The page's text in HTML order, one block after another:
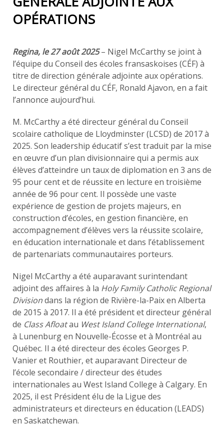
OPÉRATIONS
Regina, le 27 août 2025– Nigel McCarthy se joint à
l’équipe du Conseil des écoles fransaskoises (CÉF) à
titre de direction générale adjointe aux opérations.
Le directeur général du CÉF, Ronald Ajavon, en a fait
l’annonce aujourd’hui.
M. McCarthy a été directeur général du Conseil
scolaire catholique de Lloydminster (LCSD) de 2017 à
2025. Son leadership éducatif s’est traduit par la mise
en œuvre d’un plan divisionnaire qui a permis aux
élèves d’atteindre un taux de diplomation en 3 ans de
95 pour cent et de réussite en lecture en troisième
année de 96 pour cent. Il possède une vaste
expérience de gestion de projets majeurs, en
construction d’écoles, en gestion financière, en
accompagnement d’élèves vers la réussite scolaire,
en éducation internationale et dans l’établissement
de partenariats communautaires porteurs.
Nigel McCarthy a été auparavant surintendant
adjoint des affaires à la Holy Family Catholic Regional
Divisiondans la région de Rivière-la-Paix en Alberta
de 2015 à 2017. Il a été président et directeur général
de Class Afloatau West Island College International,
à Lunenburg en Nouvelle-Écosse et à Montréal au
Québec. Il a été directeur des écoles Georges P.
Vanier et Routhier, et auparavant Directeur de
l’école secondaire / directeur des études
internationales au West Island College à Calgary. En
2025, il est Président élu de la Ligue des
administrateurs et directeurs en éducation (LEADS)
en Saskatchewan.